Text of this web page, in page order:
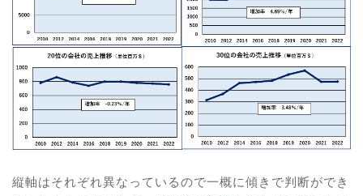
縦軸はそれぞれ異なっているので一概に傾きで判断ができ